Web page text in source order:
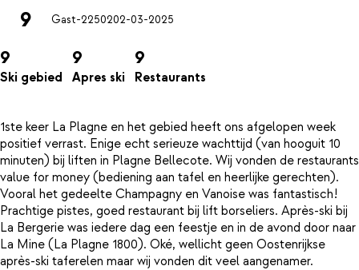
9 Gast-2250202-03-2025
9
Ski gebied
9
Apres ski
9
Restaurants
1ste keer La Plagne en het gebied heeft ons afgelopen week
positief verrast. Enige echt serieuze wachttijd (van hooguit 10
minuten) bij liften in Plagne Bellecote. Wij vonden de restaurants
value for money (bediening aan tafel en heerlijke gerechten).
Vooral het gedeelte Champagny en Vanoise was fantastisch!
Prachtige pistes, goed restaurant bij lift borseliers. Après-ski bij
La Bergerie was iedere dag een feestje en in de avond door naar
La Mine (La Plagne 1800). Oké, wellicht geen Oostenrijkse
après-ski taferelen maar wij vonden dit veel aangenamer.